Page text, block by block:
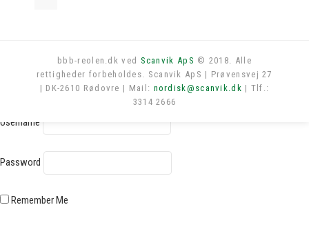
bbb-reolen.dk ved Scanvik ApS © 2018. Alle
rettigheder forbeholdes. Scanvik ApS | Prøvensvej 27
| DK-2610 Rødovre | Mail: nordisk@scanvik.dk | Tlf.:
3314 2666
Log in
Username
Password
Remember Me